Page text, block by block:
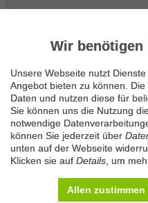
Peugeot
Sonstige Autos
Nissan
Seat
Wir benötigen
Unsere Webseite nutzt
Angebot bieten zu können.
Daten und nutzen diese für
Sie können uns die Nutzung
notwendige
können Sie jederzeit über
unten auf der Webseite
Klicken sie auf Details , um
Allen zustimmen